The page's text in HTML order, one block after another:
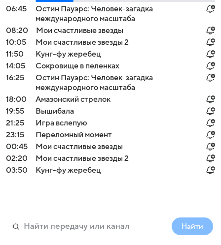
06:45
Остин Пауэрс: Человек-загадка
международного масштаба
08:20
Мои счастливые звезды
10:05
Мои счастливые звезды 2
11:50
Кунг-фу жеребец
14:05
Сокровище в пеленках
16:25
Остин Пауэрс: Человек-загадка
международного масштаба
18:00
Амазонский стрелок
19:55
Вышибала
21:25
Игра вслепую
23:15
Переломный момент
00:45
Мои счастливые звезды
02:20
Мои счастливые звезды 2
03:50
Кунг-фу жеребец
Найти